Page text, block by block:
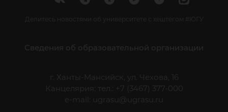
Делитесь новостями об университете с хештегом #ЮГУ
Сведения об образовательной организации
г. Ханты-Мансийск, ул. Чехова, 16
Канцелярия: тел.: +7 (3467) 377-000
e-mail:
ugrasu@ugrasu.ru